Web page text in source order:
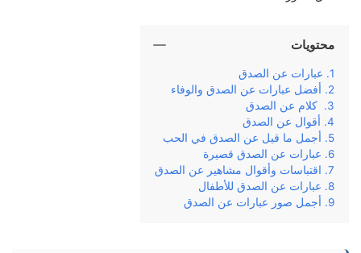
محتويات
عبارات عن الصدق
أفضل عبارات عن الصدق والوفاء
كلام عن الصدق
أقوال عن الصدق
أجمل ما قيل عن الصدق في الحب
عبارات عن الصدق قصيرة
اقتباسات وأقوال مشاهير عن الصدق
عبارات عن الصدق للأطفال
أجمل صور عبارات عن الصدق